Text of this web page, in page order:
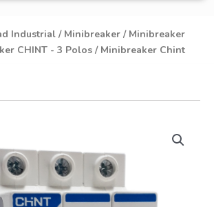
Industrial / Minibreaker / Minibreaker
CHINT - 3 Polos / Minibreaker Chint